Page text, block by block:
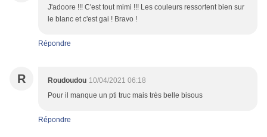
J'adoore !!! C'est tout mimi !!! Les couleurs ressortent bien sur
le blanc et c'est gai ! Bravo !
Répondre
R Roudoudou 10/04/2021 06:18
Pour il manque un pti truc mais très belle bisous
Répondre